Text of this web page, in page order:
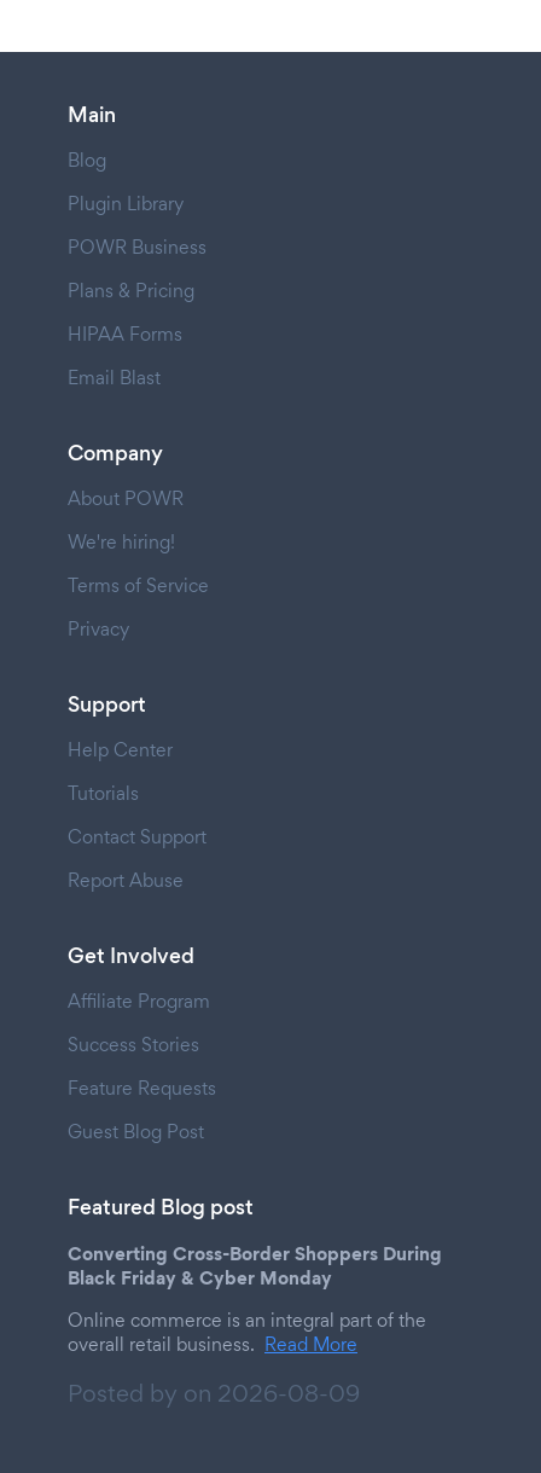
Main
Blog
Plugin Library
POWR Business
Plans & Pricing
HIPAA Forms
Email Blast
Company
About POWR
We're hiring!
Terms of Service
Privacy
Support
Help Center
Tutorials
Contact Support
Report Abuse
Get Involved
Affiliate Program
Success Stories
Feature Requests
Guest Blog Post
Featured Blog post
Converting Cross-Border Shoppers During
Black Friday & Cyber Monday
Online commerce is an integral part of the
overall retail business. Read More
Posted by on 2026-08-09